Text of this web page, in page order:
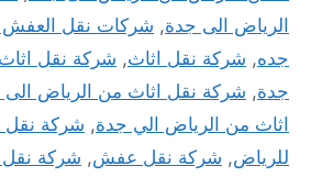
الرياض الى جدة, شركات نقل العفش
جده, شركة نقل اثاث, شركة نقل
جدة, شركة نقل اثاث من الرياض
اثاث من الرياض الي جدة, شركة نقل
للرياض, شركة نقل عفش, شركة